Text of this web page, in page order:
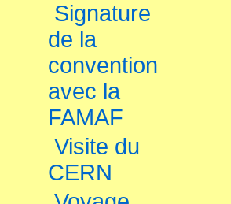
Signature
de la
convention
avec la
FAMAF
Visite du
CERN